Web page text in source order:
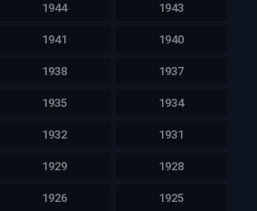
1944 1943
1941 1940
1938 1937
1935 1934
1932 1931
1929 1928
1926 1925